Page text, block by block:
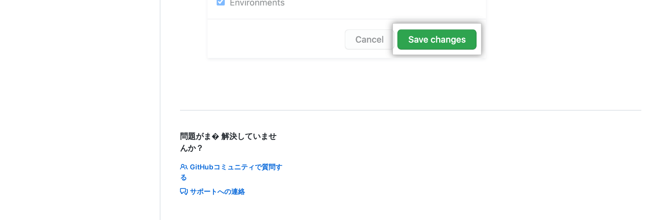
問題がま� 解決していませ
んか？
GitHubコミュニティで質問す
る
サポートへの連絡